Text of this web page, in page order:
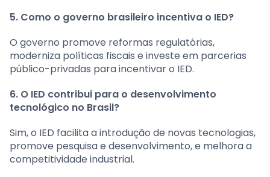
5. Como o governo brasileiro incentiva o IED?
O governo promove reformas regulatórias,
moderniza políticas fiscais e investe em parcerias
público-privadas para incentivar o IED.
6. O IED contribui para o desenvolvimento
tecnológico no Brasil?
Sim, o IED facilita a introdução de novas tecnologias,
promove pesquisa e desenvolvimento, e melhora a
competitividade industrial.